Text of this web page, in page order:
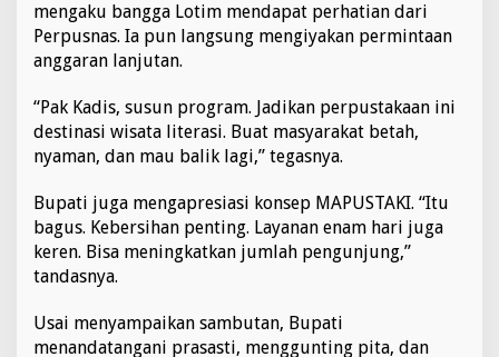
mengaku bangga Lotim mendapat perhatian dari
Perpusnas. Ia pun langsung mengiyakan permintaan
anggaran lanjutan.
“Pak Kadis, susun program. Jadikan perpustakaan ini
destinasi wisata literasi. Buat masyarakat betah,
nyaman, dan mau balik lagi,” tegasnya.
Bupati juga mengapresiasi konsep MAPUSTAKI. “Itu
bagus. Kebersihan penting. Layanan enam hari juga
keren. Bisa meningkatkan jumlah pengunjung,”
tandasnya.
Usai menyampaikan sambutan, Bupati
menandatangani prasasti, menggunting pita, dan